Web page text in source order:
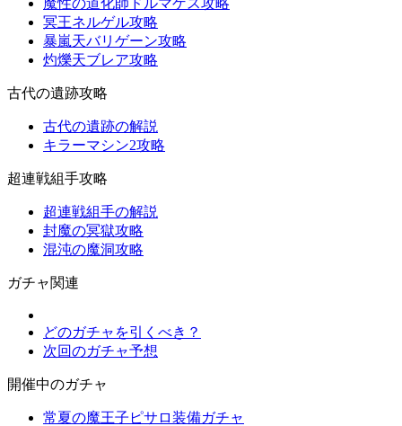
魔性の道化師ドルマゲス攻略
冥王ネルゲル攻略
暴嵐天バリゲーン攻略
灼爍天ブレア攻略
古代の遺跡攻略
古代の遺跡の解説
キラーマシン2攻略
超連戦組手攻略
超連戦組手の解説
封魔の冥獄攻略
混沌の魔洞攻略
ガチャ関連
どのガチャを引くべき？
次回のガチャ予想
開催中のガチャ
常夏の魔王子ピサロ装備ガチャ